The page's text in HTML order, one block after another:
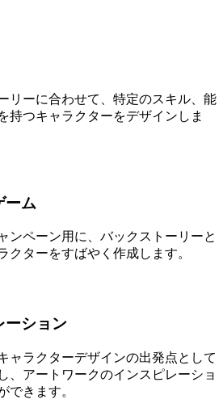
リーに合わせて、特定のスキル、能
持つキャラクターをデザインしま
ーム
ンペーン用に、バックストーリーと
クターをすばやく作成します。
ーション
ャラクターデザインの出発点として
、アートワークのインスピレーショ
できます。